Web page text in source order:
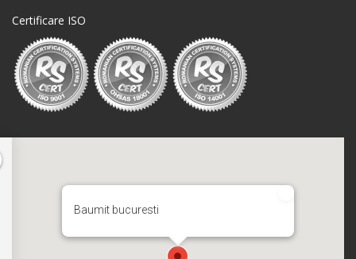
Certificare ISO
Baumit bucuresti